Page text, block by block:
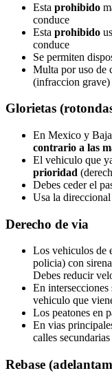
Esta prohibido
conduce
Esta prohibido
conduce
Se permiten
Multa por uso de
(infraccion grave)
Glorietas
En Mexico y
contrario a las
El vehiculo que
prioridad
Debes ceder el
Usa la
Derecho de via
Los vehiculos de
policia) con
Debes reducir
En
vehiculo que
Los peatones en
En vias
calles secundarias
Rebase